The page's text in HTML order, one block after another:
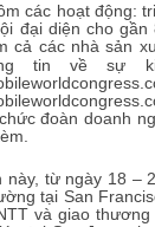
các hoạt động:
đại diện cho
cả các nhà sản
tin về sự
đoàn doanh
này, từ ngày 18 –
tại San
và giao